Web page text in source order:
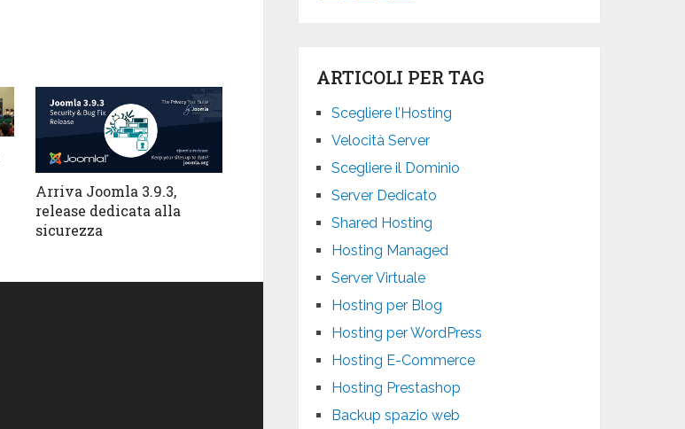
Arriva Joomla 3.9.3,
release dedicata alla
sicurezza
ARTICOLI PER TAG
Scegliere l’Hosting
Velocità Server
Scegliere il Dominio
Server Dedicato
Shared Hosting
Hosting Managed
Server Virtuale
Hosting per Blog
Hosting per WordPress
Hosting E-Commerce
Hosting Prestashop
Backup spazio web